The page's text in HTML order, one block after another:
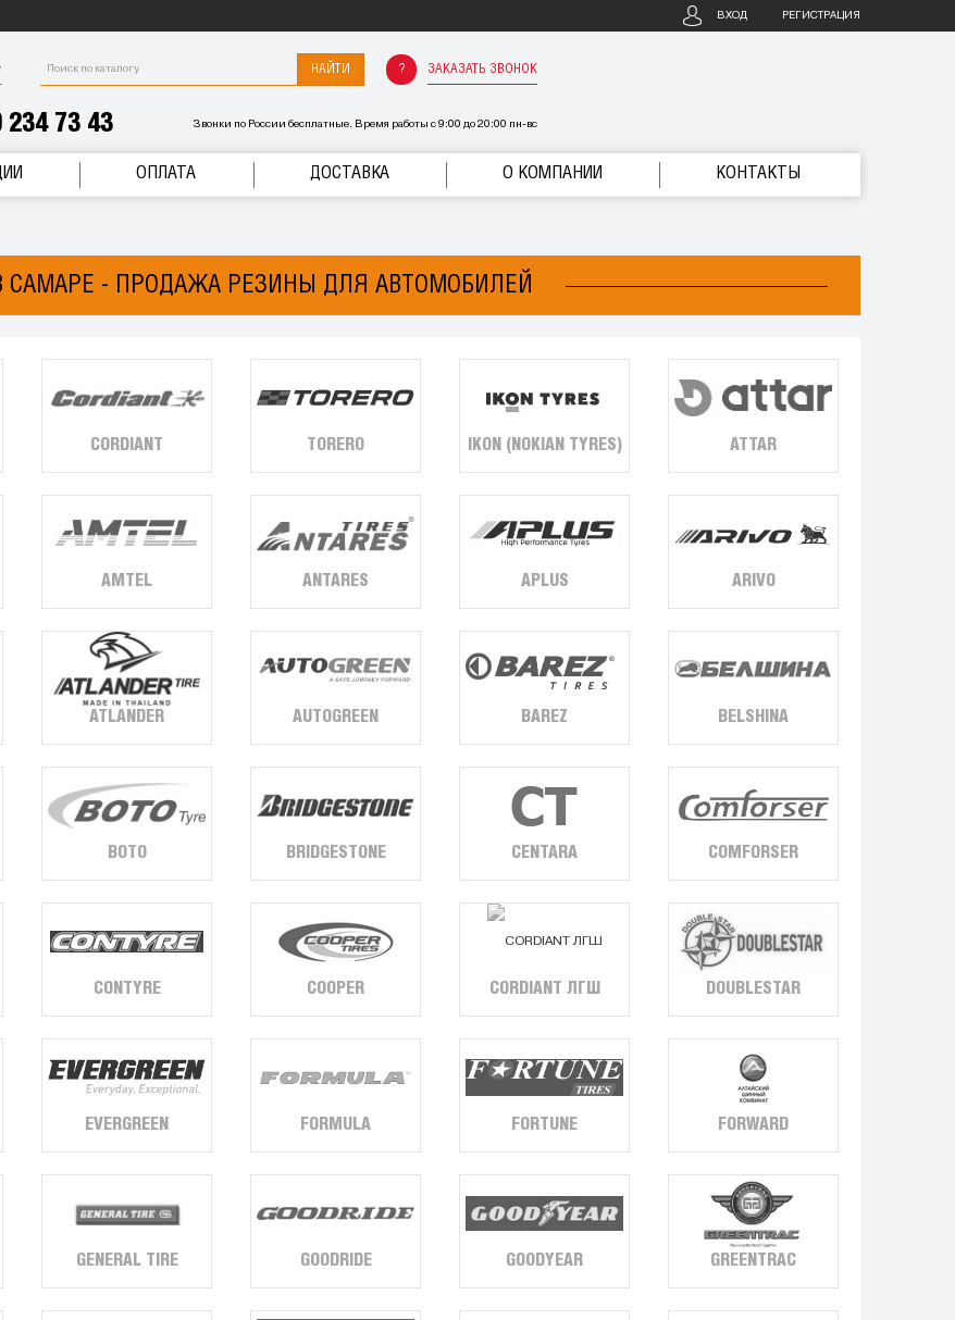
ВХОД РЕГИСТРАЦИЯ
НАЙТИ ЗАКАЗАТЬ ЗВОНОК
234 73 43 Звонки по России бесплатные. Время работы с 9:00 до 20:00 пн-вс
ОПЛАТА ДОСТАВКА О КОМПАНИИ КОНТАКТЫ
- ПРОДАЖА РЕЗИНЫ ДЛЯ АВТОМОБИЛЕЙ
CORDIANT TORERO IKON (NOKIAN TYRES) ATTAR
AMTEL ANTARES APLUS ARIVO
ATLANDER AUTOGREEN BAREZ BELSHINA
BOTO BRIDGESTONE CENTARA COMFORSER
CONTYRE COOPER CORDIANT ЛГШ DOUBLESTAR
EVERGREEN FORMULA FORTUNE FORWARD
GENERAL TIRE GOODRIDE GOODYEAR GREENTRAC